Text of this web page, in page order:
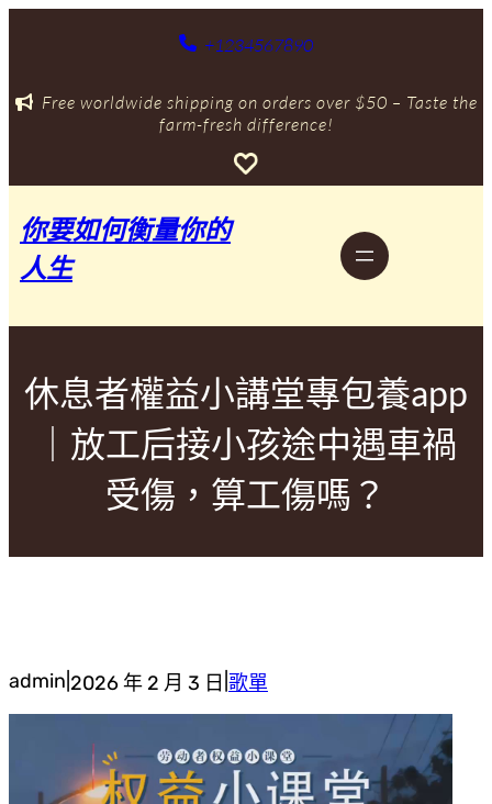
內
+1234567890
Free worldwide shipping on orders over $50 – Taste the
farm-fresh difference!
你要如何衡量你的
人生
休息者權益小講堂專包養app
｜放工后接小孩途中遇車禍
受傷，算工傷嗎？
admin 2026 年 2 月 3 日 歌單